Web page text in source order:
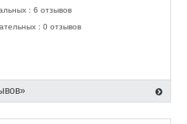
Благодаря этому
так и семьям с детьми.
месте;
фестиваля;
: 6 отзывов
: 0 отзывов